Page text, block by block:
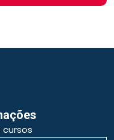
cursos